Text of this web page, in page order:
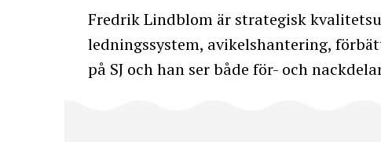
Fredrik Lindblom är strategisk
ledningssystem, avikelshantering,
på SJ och han ser både för- och